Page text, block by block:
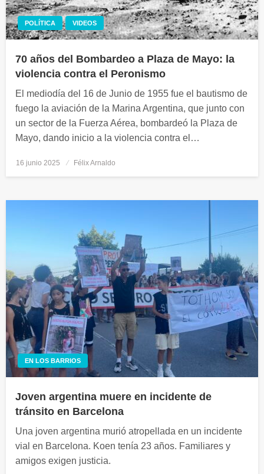
POLÍTICA VIDEOS
70 años del Bombardeo a Plaza de Mayo: la
violencia contra el Peronismo
El mediodía del 16 de Junio de 1955 fue el bautismo de
fuego la aviación de la Marina Argentina, que junto con
un sector de la Fuerza Aérea, bombardeó la Plaza de
Mayo, dando inicio a la violencia contra el…
Publicado
16 junio 2025 Félix Arnaldo
EN LOS BARRIOS
Joven argentina muere en incidente de
tránsito en Barcelona
Una joven argentina murió atropellada en un incidente
vial en Barcelona. Koen tenía 23 años. Familiares y
amigos exigen justicia.